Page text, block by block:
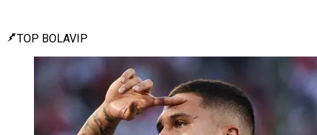
TOP BOLAVIP